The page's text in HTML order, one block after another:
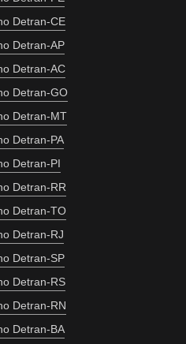
Detran-CE
Detran-AP
Detran-AC
Detran-GO
Detran-MT
Detran-PA
Detran-PI
Detran-RR
Detran-TO
Detran-RJ
Detran-SP
Detran-RS
Detran-RN
Detran-BA